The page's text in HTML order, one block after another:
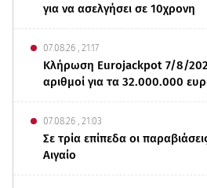
για να ασελγήσει σε 10χρονη
07.08.26 , 21:17
Κλήρωση Eurojackpot 7/8/
αριθμοί για τα 32.000.000
07.08.26 , 21:03
Σε τρία επίπεδα οι
Αιγαίο